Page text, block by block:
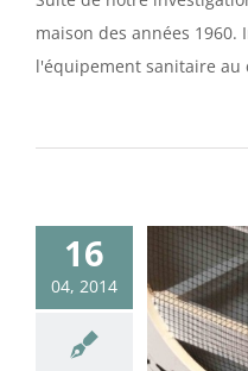
maison des années
l'équipement sanitaire au
16
04, 2014
de l’épée